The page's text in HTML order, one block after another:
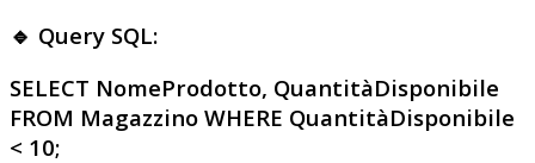
🔹 Query SQL:
SELECT NomeProdotto, QuantitàDisponibile
FROM Magazzino WHERE QuantitàDisponibile
< 10;